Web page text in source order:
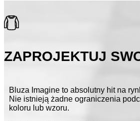
ZAPROJEKTUJ
Bluza Imagine to absolutny hit na
Nie istnieją żadne ograniczenia
koloru lub wzoru.